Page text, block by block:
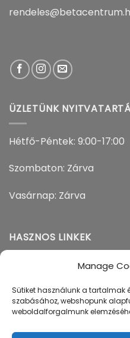
Manage
Sütiket használunk a tartalmak
szabásához, webshopunk
weboldalforgalmunk
ÜZLETÜNK
Hétfő-Péntek: 9:00-17:00
Szombaton: Zárva
Vasárnap: Zárva
HASZNOS LINKEK
Szállítás
Általános szerződési